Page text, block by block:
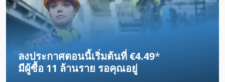
Frm D Midi
Gl 172
Hpp 11
Label
ลงประกาศตอนนี้เริ่มต้นที่ €4.49*
มีผู้ซื้อ 11 ล้านราย รอคุณอยู่